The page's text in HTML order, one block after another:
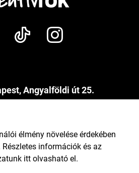
Angyalföldi út 25.
szabályzat
élmény növelése érdekében
információk és az
itt olvasható el.